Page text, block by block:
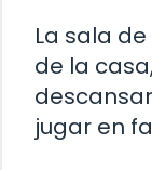
La sala
de la
jugar en